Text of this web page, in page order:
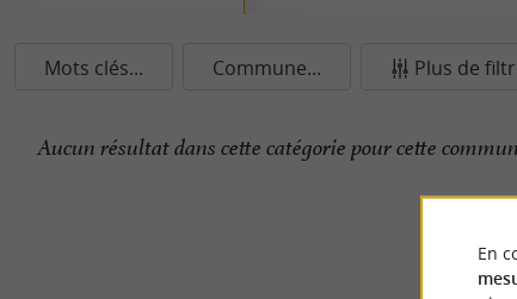
Mots clés... Commune... Plus de
Aucun résultat dans cette catégorie pour cette
En